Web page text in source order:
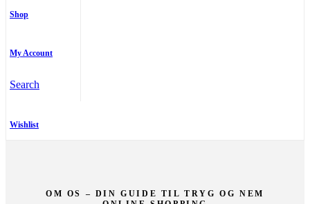
Shop
My Account
Search
Wishlist
OM OS – DIN GUIDE TIL TRYG OG NEM